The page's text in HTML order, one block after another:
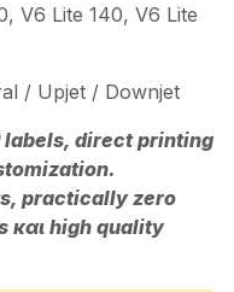
Lite 140, V6 Lite
/ Upjet / Downjet
labels, direct printing
practically zero
και high quality